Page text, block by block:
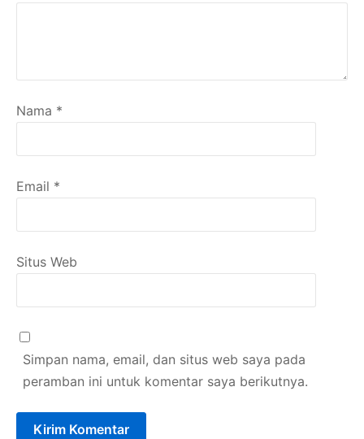
Nama *
Email *
Situs Web
Simpan nama, email, dan situs web saya pada
peramban ini untuk komentar saya berikutnya.